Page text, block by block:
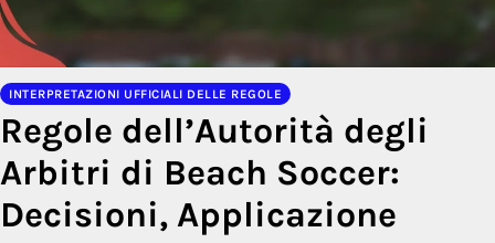
INTERPRETAZIONI UFFICIALI DELLE REGOLE
Regole dell’Autorità degli
Arbitri di Beach Soccer:
Decisioni, Applicazione